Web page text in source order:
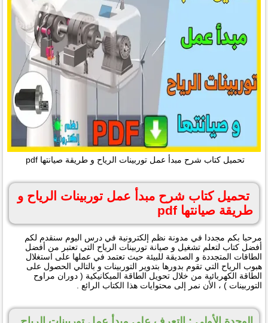
تحميل كتاب شرح مبدأ عمل توربينات الرياح و طريقة صيانتها pdf
تحميل كتاب شرح مبدأ عمل توربينات الرياح و
طريقة صيانتها pdf
مرحبا بكم مجددا في مدونة نظم إلكترونية في درس اليوم سنقدم لكم
أفضل كتاب لتعلم تشغيل و صيانة توربينات الرياح التي تعتبر من أفضل
الطاقات المتجددة و الصديقة للبيئة حيث تعتمد في عملها على استغلال
هبوب الرياح التي تقوم بدورها بتدوير التوربينات و بالتالي الحصول على
الطاقة الكهربائية من خلال تحويل الطاقة الميكانيكية ( دوران مراوح
التوربينات ) ، الأن نمر إلى محتوايات هذا الكتاب الرائع .